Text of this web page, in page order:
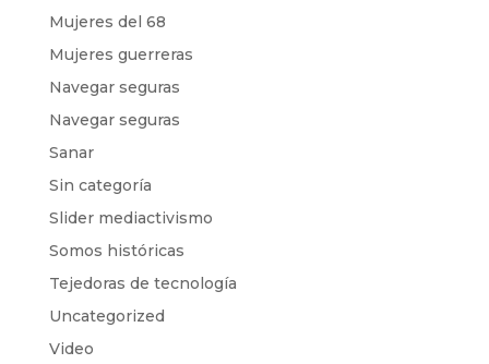
Mujeres del 68
Mujeres guerreras
Navegar seguras
Navegar seguras
Sanar
Sin categoría
Slider mediactivismo
Somos históricas
Tejedoras de tecnología
Uncategorized
Video